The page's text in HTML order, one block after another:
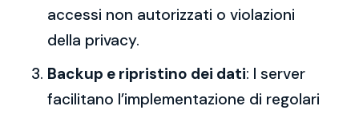
accessi non autorizzati o violazioni
della privacy.
Backup e ripristino dei dati: I server
facilitano l’implementazione di regolari